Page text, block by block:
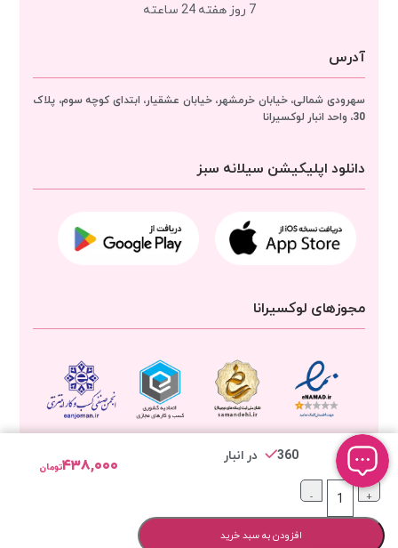
360 در انبار
- +
افزودن به سبد خرید
تومان۴۳۸,۰۰۰
7 روز هفته 24 ساعته
آدرس
سهرودی شمالی، خیابان خرمشهر، خیابان عشقیار، ابتدای کوچه سوم، پلاک
30، واحد انبار
لوکسیرانا
دانلود اپلیکیشن سیلانه سبز
مجوزهای لوکسیرانا
شرکت سیلانه سبز